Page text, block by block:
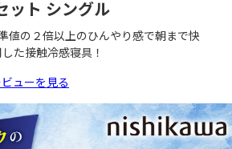
ット シングル
値の２倍以上のひんやり感で朝まで快
た接触冷感寝具！
ューを見る